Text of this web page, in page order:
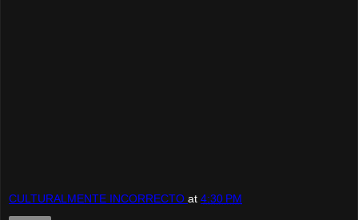
CULTURALMENTE INCORRECTO at 4:30 PM